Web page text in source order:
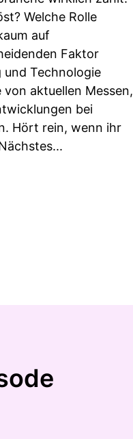
Welche Rolle
auf
Faktor
und Technologie
aktuellen Messen,
bei
Hört rein, wenn ihr